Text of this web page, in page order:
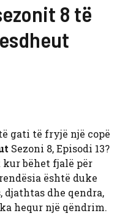
8 të
gati të fryjë një copë
Sezoni 8, Episodi 13?
bëhet fjalë për
është duke
djathtas dhe qendra,
hequr një qëndrim.